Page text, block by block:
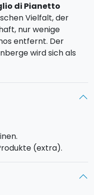
di Pianetto
Vielfalt, der
nur wenige
entfernt. Der
wird sich als
Im
fertigen
und 2
zwei
(extra).